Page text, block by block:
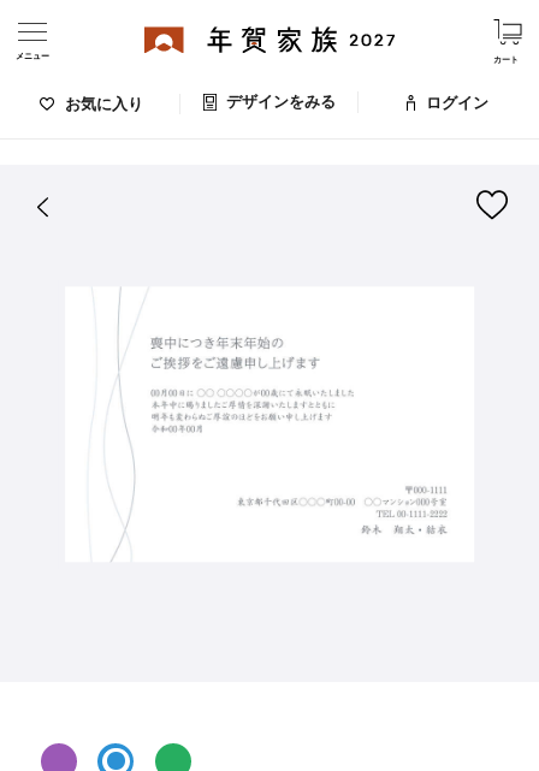
お気に入り デザインをみる
カート
ログイン
メニュー
デザインをみる
お支払い方法
出荷日・配送
年賀家族について
お問い合わせ